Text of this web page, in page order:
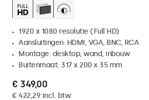
1920 x 1080 resolutie (Full HD)
Aansluitingen: HDMI, VGA, BNC, RCA
Montage: desktop, wand, inbouw
Buitenmaat: 317 x 200 x 35 mm
€ 349,00
€ 422,29 incl. btw